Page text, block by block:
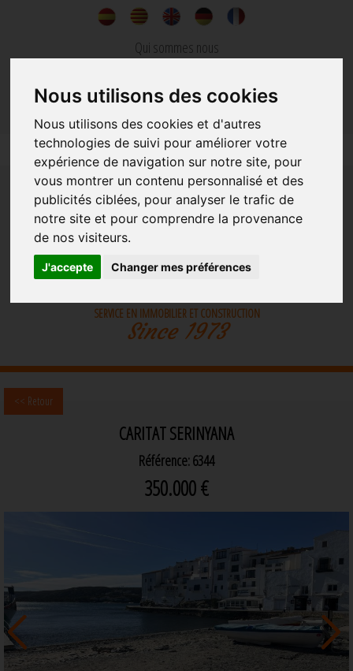
Nous utilisons des cookies
Nous utilisons des cookies et d'autres
technologies de suivi pour améliorer votre
expérience de navigation sur notre site, pour
vous montrer un contenu personnalisé et des
publicités ciblées, pour analyser le trafic de
notre site et pour comprendre la provenance
de nos visiteurs.
J'accepte Changer mes préférences
Qui sommes nous
IMMOBILIER CONSTRUCTION
SERVICE EN IMMOBILIER ET CONSTRUCTION
Since 1973
<< Retour
CARITAT SERINYANA
Référence: 6344
350.000 €